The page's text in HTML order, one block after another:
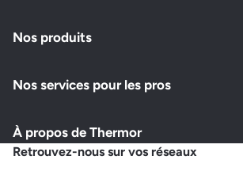
Nos produits
Nos services pour les pros
À propos de Thermor
Retrouvez-nous sur vos réseaux